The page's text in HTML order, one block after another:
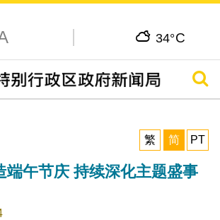
34°C
搜寻
繁
简 PT
端午节庆 持续深化主题盛事